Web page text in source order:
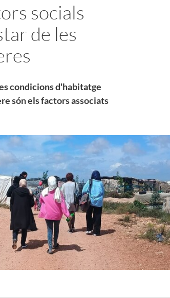
socials
de les
condicions d'habitatge
són els factors associats